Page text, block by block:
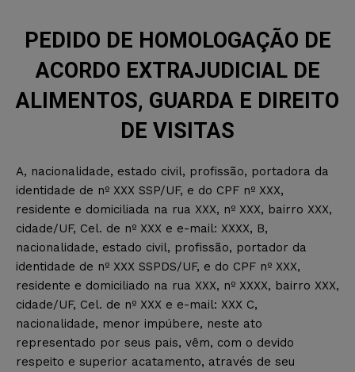
PEDIDO DE HOMOLOGAÇÃO DE
ACORDO EXTRAJUDICIAL DE
ALIMENTOS, GUARDA E DIREITO
DE VISITAS
A, nacionalidade, estado civil, profissão, portadora da
identidade de nº XXX SSP/UF, e do CPF nº XXX,
residente e domiciliada na rua XXX, nº XXX, bairro XXX,
cidade/UF, Cel. de nº XXX e e-mail: XXXX, B,
nacionalidade, estado civil, profissão, portador da
identidade de nº XXX SSPDS/UF, e do CPF nº XXX,
residente e domiciliado na rua XXX, nº XXXX, bairro XXX,
cidade/UF, Cel. de nº XXX e e-mail: XXX C,
nacionalidade, menor impúbere, neste ato
representado por seus pais, vêm, com o devido
respeito e superior acatamento, através de seu